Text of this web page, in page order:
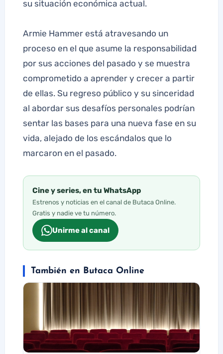
su situación económica actual.
Armie Hammer está atravesando un
proceso en el que asume la responsabilidad
por sus acciones del pasado y se muestra
comprometido a aprender y crecer a partir
de ellas. Su regreso público y su sinceridad
al abordar sus desafíos personales podrían
sentar las bases para una nueva fase en su
vida, alejado de los escándalos que lo
marcaron en el pasado.
Cine y series, en tu WhatsApp
Estrenos y noticias en el canal de Butaca Online.
Gratis y nadie ve tu número.
Unirme al canal
También en Butaca Online